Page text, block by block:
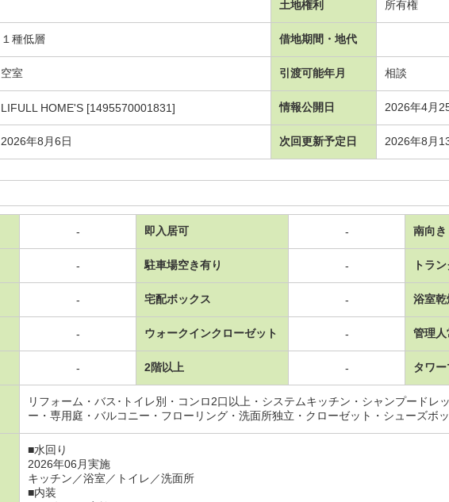
土地権利 所有権
１種低層 借地期間・地代
空室 引渡可能年月 相談
LIFULL HOME'S [1495570001831] 情報公開日 2026年4月
2026年8月6日 次回更新予定日 2026年8月
- 即入居可 - 南向き
- 駐車場空き有り - トラ
- 宅配ボックス - 浴室乾
- ウォークインクローゼット - 管理人
- 2階以上 - タワ
リフォーム・バス･トイレ別・コンロ2口以上・システムキッチン・シャンプードレ
ー・専用庭・バルコニー・フローリング・洗面所独立・クローゼット・シューズボ
■水回り
2026年06月実施
キッチン／浴室／トイレ／洗面所
■内装